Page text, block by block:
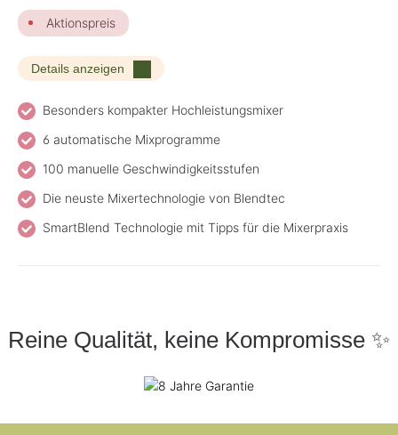
Aktionspreis
Details anzeigen
Besonders kompakter Hochleistungsmixer
6 automatische Mixprogramme
100 manuelle Geschwindigkeitsstufen
Die neuste Mixertechnologie von Blendtec
SmartBlend Technologie mit Tipps für die Mixerpraxis
Reine Qualität, keine Kompromisse ✨